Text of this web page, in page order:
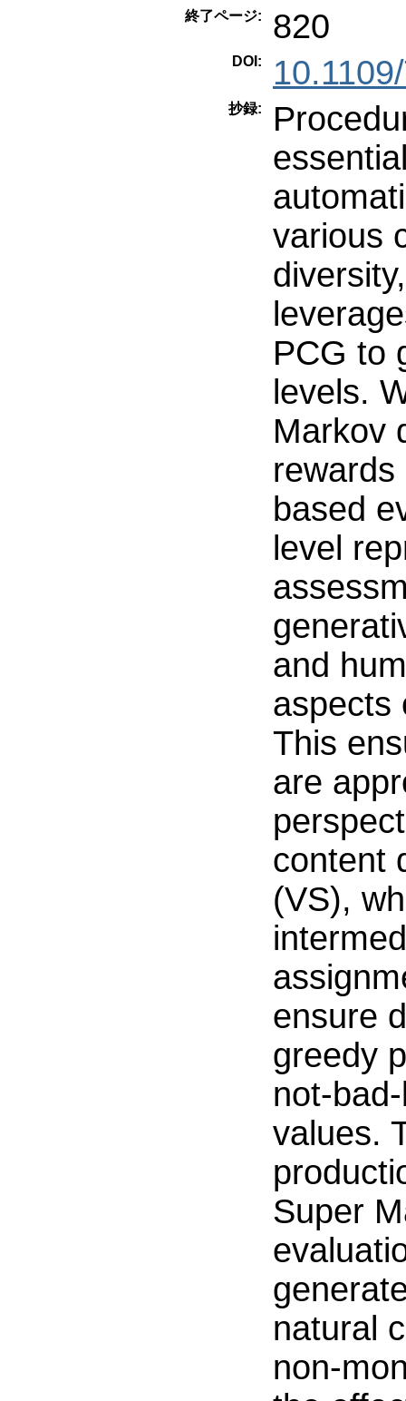
終了ページ: 820
DOI:
抄録:
various
PCG to
levels.
Markov
based
level
and
aspects
This
are
content
(VS),
ensure
greedy
not-
values.
Super
natural
non-